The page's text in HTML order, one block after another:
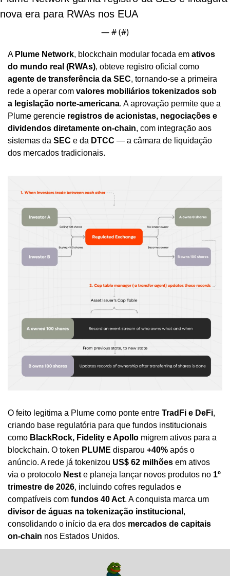
nova era para RWAs nos EUA
— # (#)
A Plume Network, blockchain modular focada em ativos
do mundo real (RWAs)
agente de transferência da SEC, tornando-se a primeira
rede a operar com valores mobiliários tokenizados sob
a legislação norte-americana. A aprovação permite que a
Plume gerencie registros de acionistas, negociações e
dividendos diretamente on-chain, com integração aos
sistemas da SEC e da DTCC — a câmara de liquidação
dos mercados tradicionais.
O feito legitima a Plume como ponte entre TradFi e DeFi,
criando base regulatória para que fundos institucionais
como BlackRock, Fidelity e Apollo migrem ativos para a
blockchain. O token PLUME disparou +40% após o
anúncio. A rede já tokenizou US$ 62 milhões em ativos
via o protocolo Nest e planeja lançar novos produtos no 1º
trimestre de 2026, incluindo cofres regulados e
compatíveis com fundos 40 Act
divisor de águas na tokenização institucional ,
consolidando o início da era dos mercados de capitais
on-chain nos Estados Unidos.